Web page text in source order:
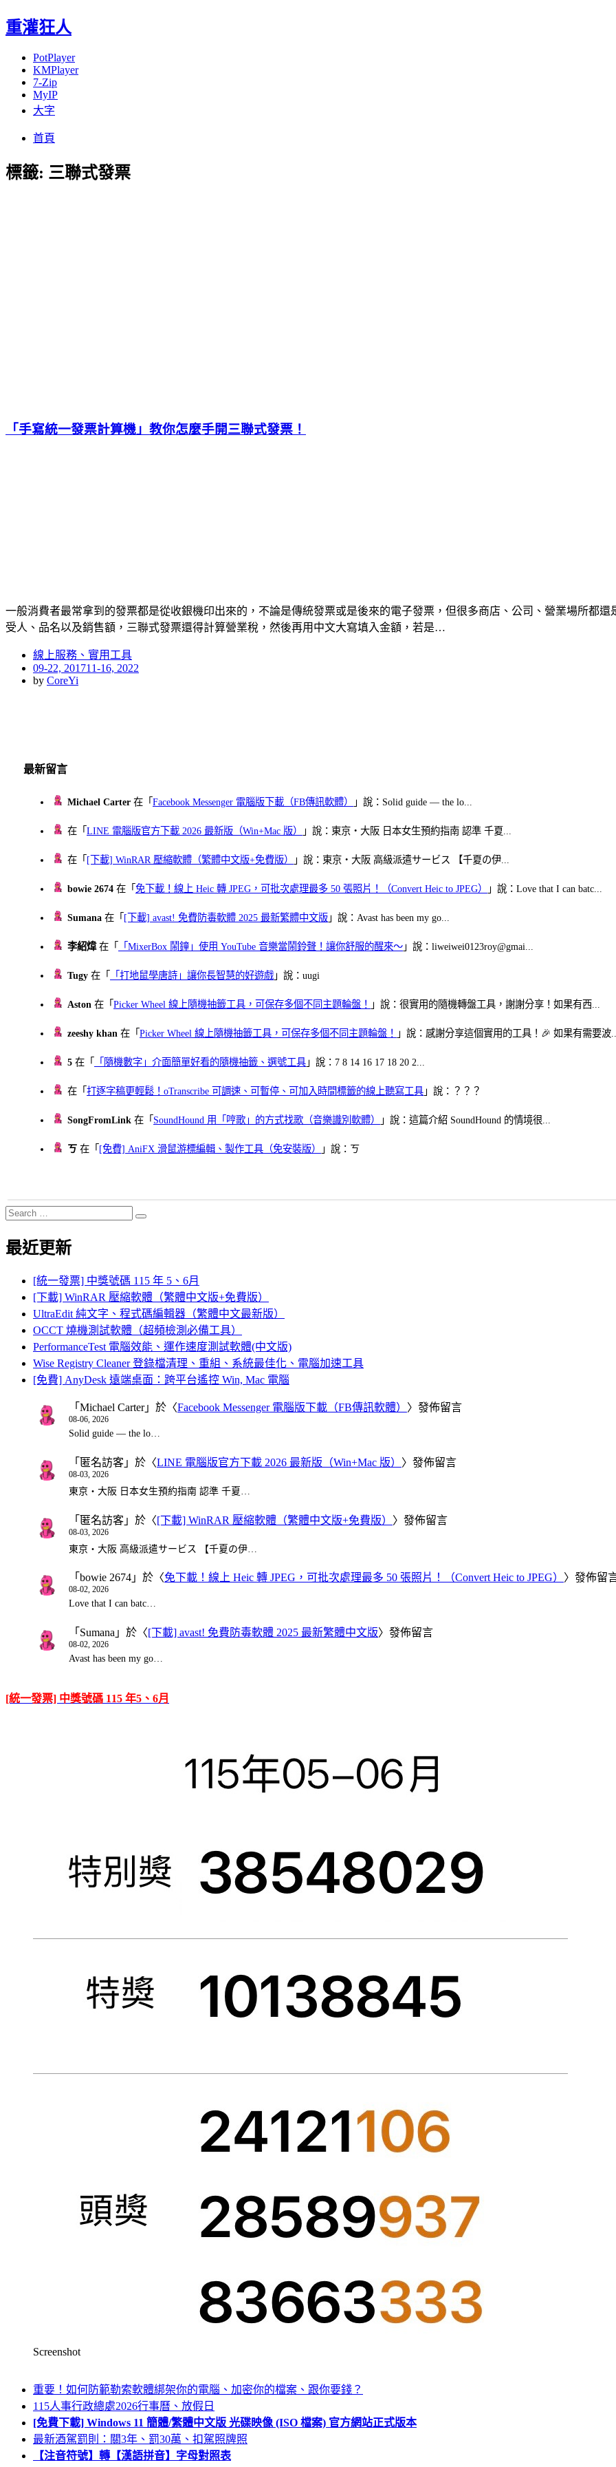
重灌狂人
PotPlayer
KMPlayer
7-Zip
MyIP
大字
首頁
標籤: 三聯式發票
「手寫統一發票計算機」教你怎麼手開三聯式發票！
一般消費者最常拿到的發票都是從收銀機印出來的，不論是傳統發票或是後來的電子發票，但很多商店、公司、營業場所都
受人、品名以及銷售額，三聯式發票還得計算營業稅，然後再用中文大寫填入金額，若是…
線上服務、實用工具
Posted
on
09-22, 201711-16, 2022
by CoreYi
最新留言
Michael Carter 在「Facebook Messenger 電腦版下載（FB傳訊軟體） 」說：Solid guide — the lo...
在「LINE 電腦版官方下載 2026 最新版（Win+Mac 版） 」說：東京・大阪 日本女生預約指南 認準 千夏...
在「 [下載] WinRAR 壓縮軟體（繁體中文版+免費版） 」說：東京・大阪 高級派遣サービス 【千夏の伊...
bowie 2674 在「免下載！線上 Heic 轉 JPEG，可批次處理最多 50 張照片！（Convert Heic to JPEG） 」說：Love that I can batc...
Sumana 在「 [下載] avast! 免費防毒軟體 2025 最新繁體中文版 」說：Avast has been my go...
李紹煒在「 「MixerBox 鬧鐘」使用 YouTube 音樂當鬧鈴聲！讓你舒服的醒來～ 」說：liweiwei0123roy@gmai...
Tugy 在「 「打地鼠學唐詩」讓你長智慧的好遊戲 」說：uugi
Aston 在「Picker Wheel 線上隨機抽籤工具，可保存多個不同主題輪盤！ 」說：很實用的隨機轉盤工具，謝謝分享！如果有西...
zeeshy khan 在「Picker Wheel 線上隨機抽籤工具，可保存多個不同主題輪盤！ 」說：感謝分享這個實用的工具！🎉 如果有需要波
5 在「 「隨機數字」介面簡單好看的隨機抽籤、選號工具 」說：7 8 14 16 17 18 20 2...
在「打逐字稿更輕鬆！oTranscribe 可調速、可暫停、可加入時間標籤的線上聽寫工具 」說：？？？
SongFromLink 在「 SoundHound 用「哼歌」的方式找歌（音樂識別軟體） 」說：這篇介紹 SoundHound 的情境很...
ㄎ 在「 [免費] AniFX 滑鼠游標編輯、製作工具（免安裝版） 」說：ㄎ
Search
for:
Search
最近更新
[統一發票] 中獎號碼 115 年 5、6月
[下載] WinRAR 壓縮軟體（繁體中文版+免費版）
UltraEdit 純文字、程式碼編輯器（繁體中文最新版）
OCCT 燒機測試軟體（超頻檢測必備工具）
PerformanceTest 電腦效能、運作速度測試軟體(中文版)
Wise Registry Cleaner 登錄檔清理、重組、系統最佳化、電腦加速工具
[免費] AnyDesk 遠端桌面：跨平台遙控 Win, Mac 電腦
「 Michael Carter」於〈Facebook Messenger 電腦版下載（FB傳訊軟體） 〉發佈留言
08-06, 2026
Solid guide — the lo…
「 匿名訪客 」於〈LINE 電腦版官方下載 2026 最新版（Win+Mac 版） 〉發佈留言
08-03, 2026
東京・大阪 日本女生預約指南 認準 千夏…
「 匿名訪客 」於〈[下載] WinRAR 壓縮軟體（繁體中文版+免費版） 〉發佈留言
08-03, 2026
東京・大阪 高級派遣サービス 【千夏の伊…
「 bowie 2674 」於〈免下載！線上 Heic 轉 JPEG，可批次處理最多 50 張照片！（Convert Heic to JPEG） 〉發佈留
08-02, 2026
Love that I can batc…
「 Sumana 」於〈[下載] avast! 免費防毒軟體 2025 最新繁體中文版〉發佈留言
08-02, 2026
Avast has been my go…
[統一發票] 中獎號碼 115 年5、6月
Screenshot
重要！如何防範勒索軟體綁架你的電腦、加密你的檔案、跟你要錢？
115人事行政總處2026行事曆、放假日
[免費下載] Windows 11 簡體/繁體中文版 光碟映像 (ISO 檔案) 官方網站正式版本
最新酒駕罰則：關3年、罰30萬、扣駕照牌照
【注音符號】轉【漢語拼音】字母對照表